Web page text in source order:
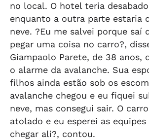
no local. O hotel teria
enquanto a outra parte estaria
neve. ?Eu me salvei porque saí
pegar uma coisa no carro?,
Giampaolo Parete, de 38 anos,
o alarme da avalanche. Sua
filhos ainda estão sob os
avalanche chegou e eu fiquei
neve, mas consegui sair. O
atolado e eu esperei as
chegar ali?, contou.